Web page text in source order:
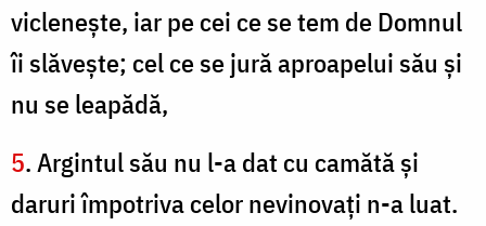
vicleneşte, iar pe cei ce se tem de Domnul
îi slăveşte; cel ce se jură aproapelui său şi
nu se leapădă,
5. Argintul său nu l-a dat cu camătă şi
daruri împotriva celor nevinovaţi n-a luat.